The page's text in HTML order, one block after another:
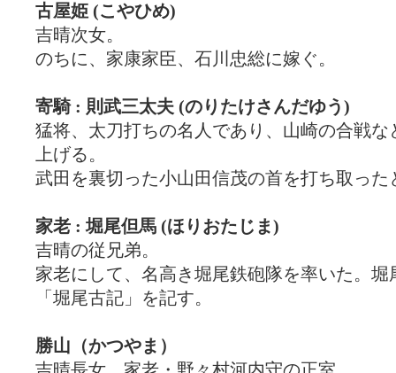
古屋姫 (こやひめ)
吉晴次女。
のちに、家康家臣、石川忠総に嫁ぐ。
寄騎 : 則武三太夫 (のりたけさんだゆう)
猛将、太刀打ちの名人であり、山崎の合戦な
上げる。
武田を裏切った小山田信茂の首を打ち取った
家老 : 堀尾但馬 (ほりおたじま)
吉晴の従兄弟。
家老にして、名高き堀尾鉄砲隊を率いた。堀
「堀尾古記」を記す。
勝山（かつやま）